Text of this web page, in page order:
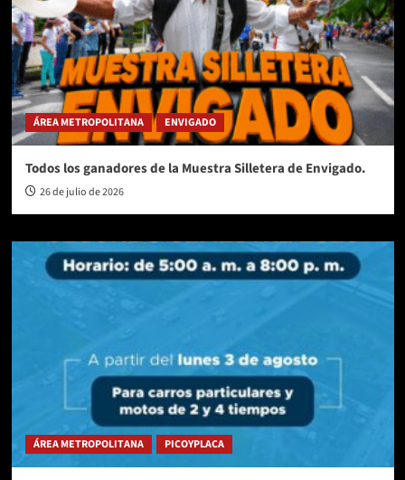
ÁREA METROPOLITANA ENVIGADO
Todos los ganadores de la Muestra Silletera de Envigado.
26 de julio de 2026
ÁREA METROPOLITANA PICOYPLACA